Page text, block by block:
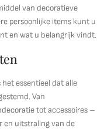
van decoratieve
persoonlijke items kunt u
en wat u belangrijk vindt.
essentieel dat alle
Van
tot accessoires –
en uitstraling van de